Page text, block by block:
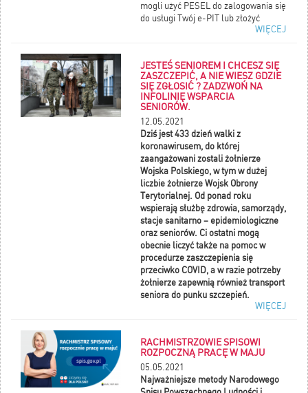
mogli użyć PESEL do zalogowania się
do usługi Twój e-PIT lub złożyć
zeznanie podatkowe przy użyciu
to dla nich również możliwość
skorzystania z ulg i odliczeń oraz
otrzymania zwrotu nadpłaty podatku.
https://www.gov.pl/web/kas/od-1-
czerwca-cudzoziemcy-moga-
wystapic-o-nadanie-pesel-do-
celow-podatkowych
WIĘCEJ
JESTEŚ SENIOREM I CHCESZ SIĘ
ZASZCZEPIĆ, A NIE WIESZ GDZIE
SIĘ ZGŁOSIĆ ? ZADZWOŃ NA
INFOLINIĘ WSPARCIA
SENIORÓW.
12.05.2021
Dziś jest 433 dzień walki z
koronawirusem, do której
zaangażowani zostali żołnierze
Wojska Polskiego, w tym w dużej
liczbie żołnierze Wojsk Obrony
Terytorialnej. Od ponad roku
wspierają służbę zdrowia, samorządy,
stacje sanitarno – epidemiologiczne
oraz seniorów. Ci ostatni mogą
obecnie liczyć także na pomoc w
procedurze zaszczepienia się
przeciwko COVID, a w razie potrzeby
żołnierze zapewnią również transport
seniora do punku szczepień.
COVID-19, tj. od 5 grudnia 2020 roku,
m. in. na żołnierzach, w tym
żołnierzach WOT, spoczął nowy
obowiązek, związany ze wsparciem
WIĘCEJ
RACHMISTRZOWIE SPISOWI
ROZPOCZNĄ PRACĘ W MAJU
05.05.2021
Najważniejsze metody Narodowego